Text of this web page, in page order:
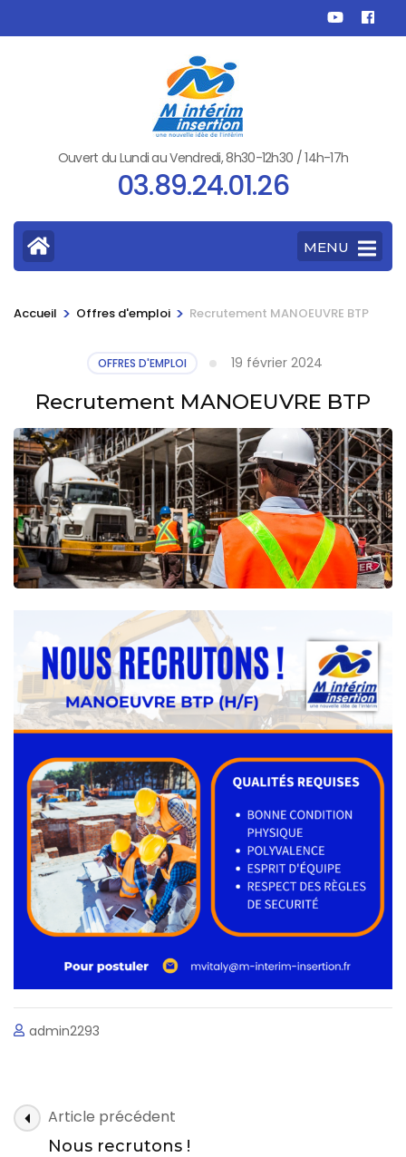
au
Ouvert du Lundi au Vendredi, 8h30-12h30 / 14h-17h
03.89.24.01.26
MENU
Accueil > Offres d'emploi > Recrutement MANOEUVRE BTP
OFFRES D'EMPLOI 19 février 2024
Recrutement MANOEUVRE BTP
admin2293
Navigation
des
Article précédent
Nous recrutons !